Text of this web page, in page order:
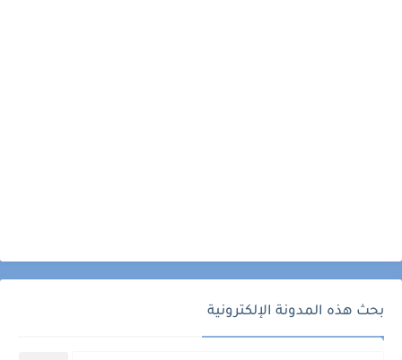
بحث هذه المدونة الإلكترونية